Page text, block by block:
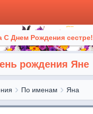
С Днем Рождения сестре!
рождения Яне
По именам Яна